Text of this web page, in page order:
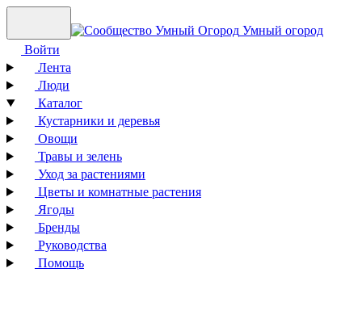
Умный огород
Войти
Лента
Люди
Каталог
Кустарники и деревья
Овощи
Травы и зелень
Уход за растениями
Цветы и комнатные растения
Ягоды
Бренды
Руководства
Помощь